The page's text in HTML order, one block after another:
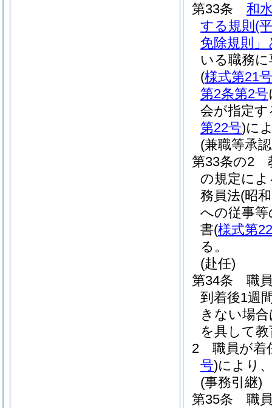
第33条
和
する規則 (
免除規則
いる職務
(様式第21号
第2条第2号
会が指定
第22号)に
(兼職等承
第33条の2
の規定に
務員法(昭
への従事等
書(様式第
る。
(赴任)
第34条
職
到着後1週
きない場
を具して
2
職員が着
号)により
(事務引継)
第35条
職